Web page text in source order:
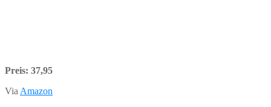
Preis: 37,95
Via Amazon